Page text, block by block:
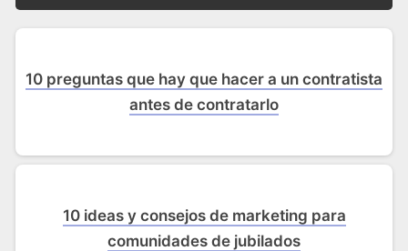
10 preguntas que hay que hacer a un contratista
antes de contratarlo
10 ideas y consejos de marketing para
comunidades de jubilados